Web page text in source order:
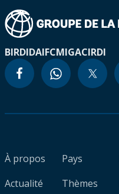
BIRDIDAIFCMIGACIRDI
À propos
Actualité
Pays
Thèmes